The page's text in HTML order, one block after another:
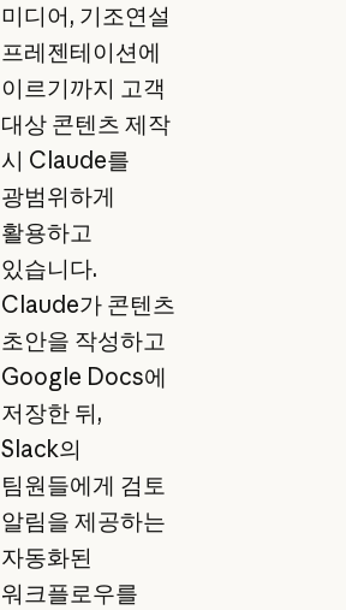
미디어, 기조연설
프레젠테이션에
이르기까지 고객
대상 콘텐츠 제작
시 Claude를
광범위하게
활용하고
있습니다.
Claude가 콘텐츠
초안을 작성하고
Google Docs에
저장한 뒤,
Slack의
팀원들에게 검토
알림을 제공하는
자동화된
워크플로우를